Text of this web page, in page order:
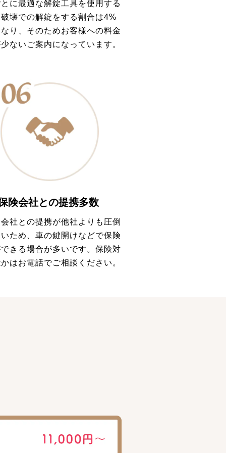
に最適な解錠工具を使用する
壊での解錠をする割合は4%
り、そのためお客様への料金
ないご案内になっています。
険会社との提携多数
社との提携が他社よりも圧倒
ため、車の鍵開けなどで保険
きる場合が多いです。保険対
はお電話でご相談ください。